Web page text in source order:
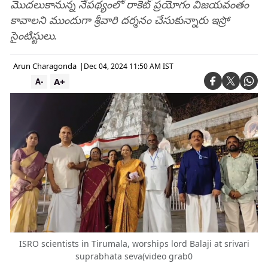
మొదలుకానున్న నేపథ్యంలో రాకెట్ ప్రయోగం విజయవంతం
కావాలని ముందుగా శ్రీవారి దర్శనం చేసుకున్నారు ఇస్రో
సైంటిస్టులు.
Arun Charagonda | Dec 04, 2024 11:50 AM IST
A+
A-
ISRO scientists in Tirumala, worships lord Balaji at srivari
suprabhata seva(video grab0